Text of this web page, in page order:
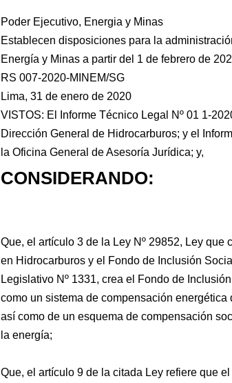
Poder Ejecutivo, Energia y Minas
Establecen disposiciones para la
Energía y Minas a partir del 1 de febrero de
RS 007-2020-MINEM/SG
Lima, 31 de enero de 2020
VISTOS: El Informe Técnico Legal Nº 01 1-
Dirección General de Hidrocarburos; y el
la Oficina General de Asesoría Jurídica; y,
CONSIDERANDO:
Que, el artículo 3 de la Ley Nº 29852, Ley que
en Hidrocarburos y el Fondo de Inclusión
Legislativo Nº 1331, crea el Fondo de
como un sistema de compensación
así como de un esquema de compensación
la energía;
Que, el artículo 9 de la citada Ley refiere que